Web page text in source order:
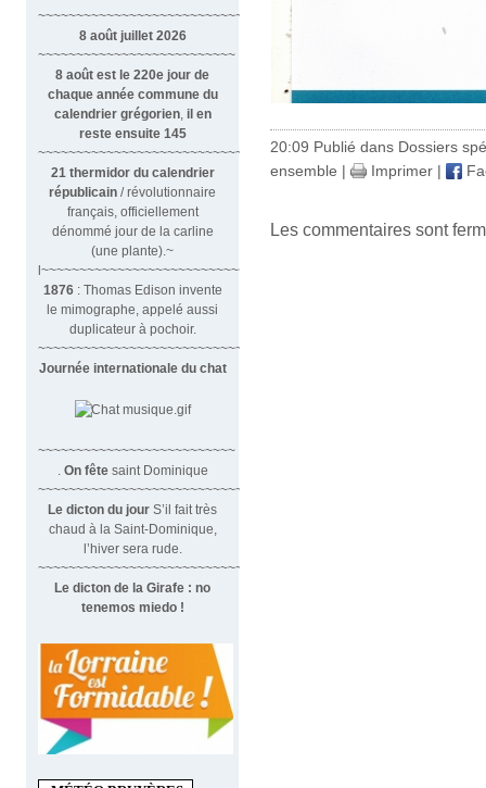
~~~~~~~~~~~~~~~~~~~~~~~~~~~~~~
8 août juillet 2026
~~~~~~~~~~~~~~~~~~~~~~~~~~
8 août est le 220e jour de
chaque année commune du
calendrier grégorien il en
reste ensuite 145
~~~~~~~~~~~~~~~~~~~~~~~~~~~~~~~~
21 thermidor du calendrier
républicain / révolutionnaire
français, officiellement
dénommé jour de la carline
(une plante).~
l~~~~~~~~~~~~~~~~~~~~~~~~~~~
1876 : Thomas Edison invente
le mimographe, appelé aussi
duplicateur à pochoir.
~~~~~~~~~~~~~~~~~~~~~~~~~~~
Journée internationale du chat
~~~~~~~~~~~~~~~~~~~~~~~~~~
. On fête saint Dominique
~~~~~~~~~~~~~~~~~~~~~~~~~~~~~~
Le dicton du jourS’il fait très
chaud à la Saint-Dominique,
l’hiver sera rude.
~~~~~~~~~~~~~~~~~~~~~~~~~~~~~~~
Le dicton de la Girafe : no
tenemos miedo !
20:09 Publié dans Dossiers
ensemble | Imprimer |
Les commentaires sont